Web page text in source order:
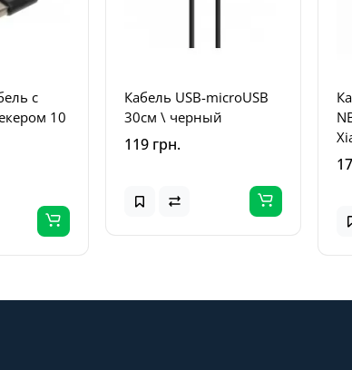
с
10
Кабель USB-microUSB
30см \ черный
119 грн.